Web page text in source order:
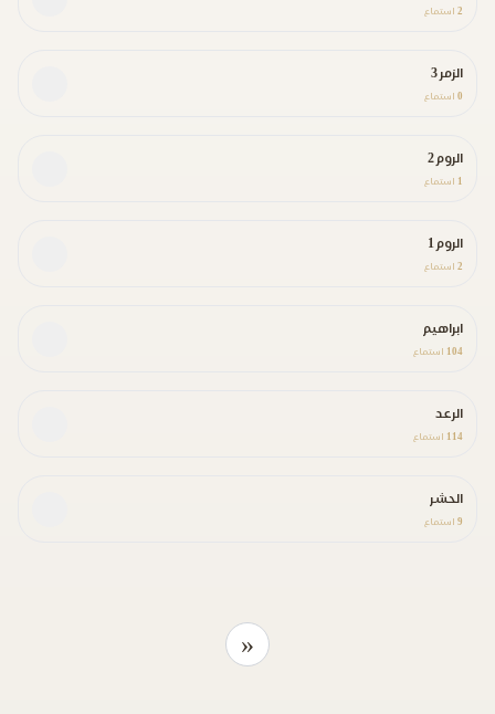
2 استماع
الزمر 3
0 استماع
الروم 2
1 استماع
الروم 1
2 استماع
ابراهيم
104 استماع
الرعد
114 استماع
الحشر
9 استماع
«